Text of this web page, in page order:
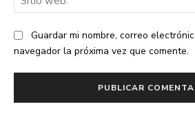
Guardar mi nombre, correo
navegador la próxima vez que comente.